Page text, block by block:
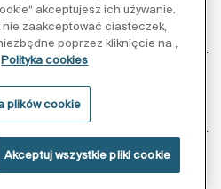
nas:
akceptujesz ich używanie.
zaakceptować ciasteczek,
poprzez kliknięcie na „
Polityka cookies
plików cookie
Akceptuj wszystkie pliki cookie